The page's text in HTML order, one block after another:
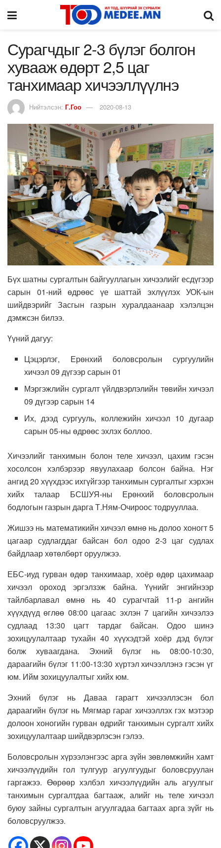
Сурагчдыг 2-3 бүлэг болгон
хувааж өдөрт 2,5 цаг
танхимаар хичээллүүлнэ
Нийтэлсэн: Г.Гоо 2020-08-13
Бүх шатны сургалтын байгууллагын хичээлийг есдүгээр
сарын 01-ний өдрөөс үе шаттай эхлүүлэх УОК-ын
шийдвэрийг Засгын газрын хуралдаанаар хэлэлцэн
дэмжсэн билээ.
Үүний дагуу:
Цэцэрлэг, Ерөнхий боловсролын сургуулийн
хичээл 09 дүгээр сарын 01
Мэргэжлийн сургалт үйлдвэрлэлийн төвийн хичээл
09 дүгээр сарын 14
Их, дээд сургууль, коллежийн хичээл 10 дугаар
сарын 05-ны өдрөөс эхлэх боллоо.
Хичээлийг танхимын болон теле хичээл, цахим гэсэн
хосолсон хэлбэрээр явуулахаар болсон байна. Нэг
ангид 20 хүүхдээс ихгүйгээр танхимын сургалтыг хэрхэн
хийх талаар БСШУЯ-ны Ерөнхий боловсролын
бодлогын газрын дарга Т.Ням-Очироос тодрууллаа.
Жишээ нь математикийн хичээл өмнө нь долоо хоногт 5
цагаар судлагддаг байсан бол одоо 2-3 цаг судлах
байдлаар хөтөлбөрт оруулжээ.
ЕБС-иуд гурван өдөр танхимаар, хоёр өдөр цахимаар
хичээл ороход эргэлзэж байна. Үүнийг энгийнээр
тайлбарлавал өмнө нь 40 сурагчтай 11-р ангийн
хүүхдүүд өглөө 08:00 цагаас эхлэн 7 цагийн хичээлээ
судлаад 13:30 цагт тардаг байсан. Одоо шинэ
зохицуулалтаар тухайн 40 хүүхэдтэй хоёр дэд бүлэг
болж хуваагдана. Эхний бүлэг нь 08:00-10:30,
дараагийн бүлэг 11:00-13:30 хүртэл хичээллэнэ гэсэн үг
юм. Ийм зохицуулалтыг хийх юм.
Эхний бүлэг нь Даваа гарагт хичээллэсэн бол
дараагийн бүлэг нь Мягмар гараг хичээллэх гэх мэтээр
долоон хоногийн гурван өдрийг танхимын сургалт хийх
зохицуулалтаар шийдвэрлэсэн гэлээ.
Боловсролын хүрээлэнгээс арга зүйн зөвлөмжийн хамт
хичээлүүдийн гол тулгуур агуулгуудыг боловсруулан
гаргажээ. Өөрөөр хэлбэл хичээлүүдийн аль агуулгыг
танхимын сургалтдаа багтааж, алийг нь теле хичээл
буюу зайны сургалтын агуулгадаа багтаах арга зүйг нь
боловсруулжээ.